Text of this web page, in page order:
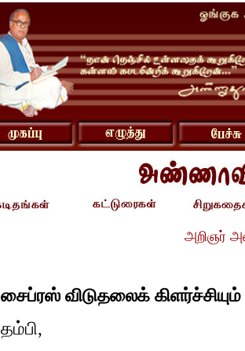
அறிஞர்
சைப்ரஸ் விடுதலைக் கிளர்ச்சியும்
தம்பி,